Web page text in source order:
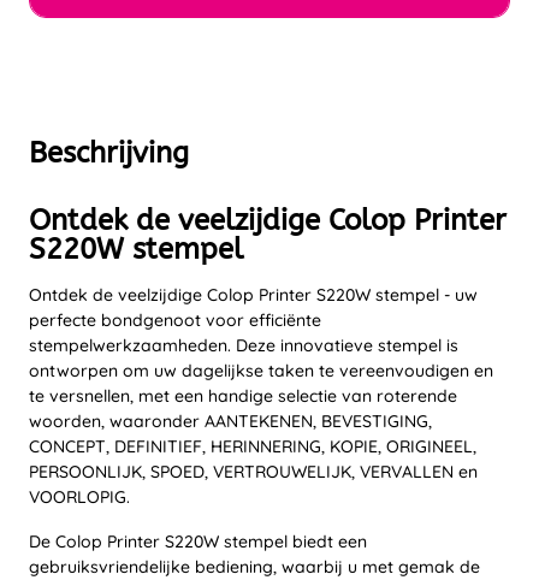
Beschrijving
Ontdek de veelzijdige Colop Printer
S220W stempel
Ontdek de veelzijdige Colop Printer S220W stempel - uw
perfecte bondgenoot voor efficiënte
stempelwerkzaamheden. Deze innovatieve stempel is
ontworpen om uw dagelijkse taken te vereenvoudigen en
te versnellen, met een handige selectie van roterende
woorden, waaronder AANTEKENEN, BEVESTIGING,
CONCEPT, DEFINITIEF, HERINNERING, KOPIE, ORIGINEEL,
PERSOONLIJK, SPOED, VERTROUWELIJK, VERVALLEN en
VOORLOPIG.
De Colop Printer S220W stempel biedt een
gebruiksvriendelijke bediening, waarbij u met gemak de